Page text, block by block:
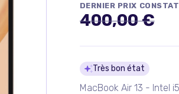
DERNIER PRIX
400,00 €
Détails
Très bon état
MacBook Air 13 - Intel